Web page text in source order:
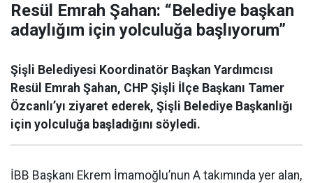
Resül Emrah Şahan: “Belediye başkan
adaylığım için yolculuğa başlıyorum”
Şişli Belediyesi Koordinatör Başkan Yardımcısı
Resül Emrah Şahan, CHP Şişli İlçe Başkanı Tamer
Özcanlı’yı ziyaret ederek, Şişli Belediye Başkanlığı
için yolculuğa başladığını söyledi.
İBB Başkanı Ekrem İmamoğlu’nun A takımında yer alan,